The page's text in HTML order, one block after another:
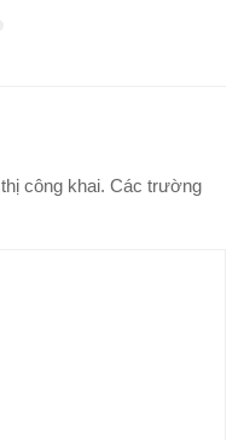
công khai. Các trường